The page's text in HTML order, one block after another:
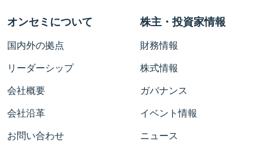
オンセミについて
国内外の拠点
リーダーシップ
会社概要
会社沿革
お問い合わせ
株主・投資家情報
財務情報
株式情報
ガバナンス
イベント情報
ニュース